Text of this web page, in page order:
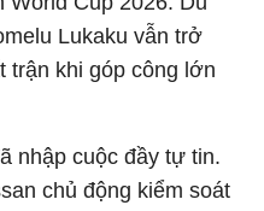
Lukaku vẫn trở
trận khi góp công lớn
nhập cuộc đầy tự tin.
chủ động kiểm soát